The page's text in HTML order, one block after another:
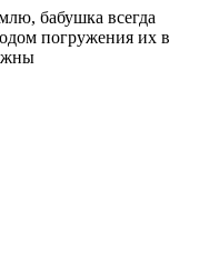
бабушка всегда
погружения их в